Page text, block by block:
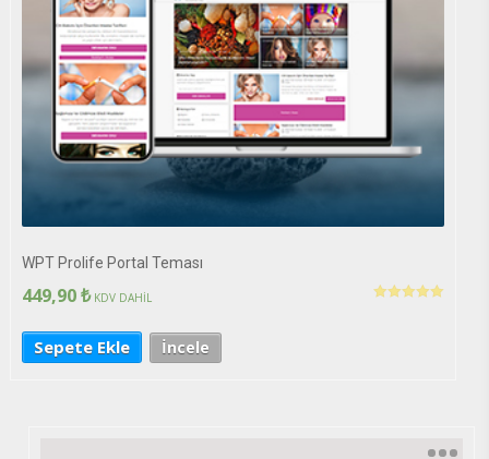
WPT Prolife Portal Teması
449,90₺ KDV DAHİL
Sepete Ekle İncele